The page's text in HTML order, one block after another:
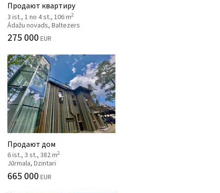
Продают квартиру
3 ist., 1 no 4 st., 106 m2
Ādažu novads, Baltezers
275 000 EUR
Продают дом
6 ist., 3 st., 382 m2
Jūrmala, Dzintari
665 000 EUR